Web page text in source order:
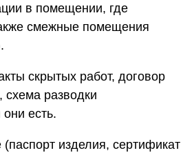
в помещении, где
смежные помещения
скрытых работ, договор
схема разводки
есть.
изделия, сертификат